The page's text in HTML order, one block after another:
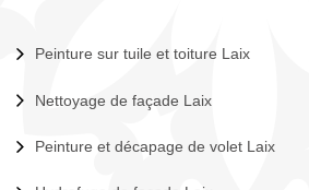
Peinture sur tuile et toiture Laix
Nettoyage de façade Laix
Peinture et décapage de volet Laix